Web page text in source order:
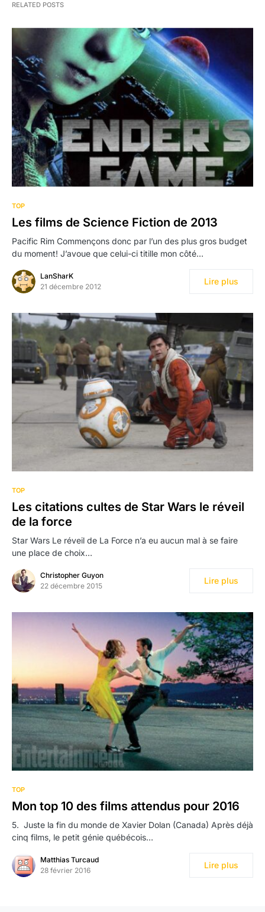
RELATED POSTS
TOP
Les films de Science Fiction de 2013
Pacific Rim Commençons donc par l’un des plus gros budget
du moment! J’avoue que celui-ci titille mon côté…
LanSharK
21 décembre 2012
Lire plus
TOP
Les citations cultes de Star Wars le réveil
de la force
Star Wars Le réveil de La Force n’a eu aucun mal à se faire
une place de choix…
Christopher Guyon
22 décembre 2015
Lire plus
TOP
Mon top 10 des films attendus pour 2016
5. Juste la fin du monde de Xavier Dolan (Canada) Après déjà
cinq films, le petit génie québécois…
Matthias Turcaud
28 février 2016
Lire plus